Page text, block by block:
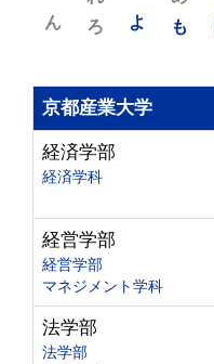
も
よ
ろ
ん
京都産業大学
経済学部
経済学科
経営学部
経営学部
マネジメント学科
法学部
法学部